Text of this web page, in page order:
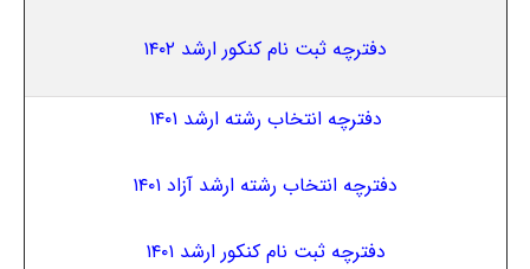
دفترچه ثبت نام کنکور ارشد ۱۴۰۲
دفترچه انتخاب رشته ارشد ۱۴۰۱
دفترچه انتخاب رشته ارشد آزاد ۱۴۰۱
دفترچه ثبت نام کنکور ارشد ۱۴۰۱